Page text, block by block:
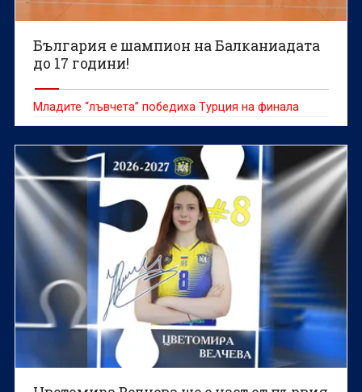
България е шампион на Балканиадата
до 17 години!
Младите “лъвчета” победиха Турция на финала